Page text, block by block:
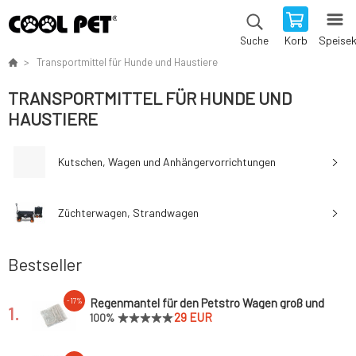
Suche Korb
Transportmittel für Hunde und Haustiere
TRANSPORTMITTEL FÜR HUNDE UND
HAUSTIERE
Kutschen, Wagen und Anhängervorrichtungen
Züchterwagen, Strandwagen
Bestseller
1.
-17%
Regenmantel für den Petstro Wagen groß und
extra groß
100% 29 EUR